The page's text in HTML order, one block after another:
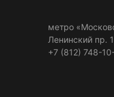
метро
Ленинский пр.
+7 (812) 748-